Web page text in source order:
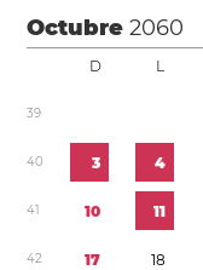
Octubre2060
D L
39
40 3 4
41 10 11
42 17 18